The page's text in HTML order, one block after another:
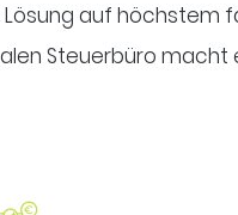
auf höchstem
Steuerbüro macht